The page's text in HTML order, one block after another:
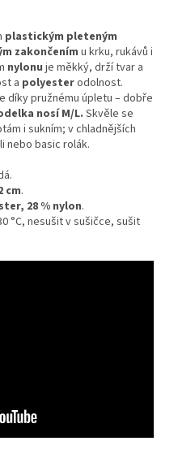
plastickým pleteným
zakončením u krku, rukávů i
nylonu je měkký, drží tvar a
a polyesterodolnost.
díky pružnému úpletu – dobře
nosí M/L. Skvěle se
i sukním; v chladnějších
nebo basic rolák.
cm.
28 % nylon.
°C, nesušit v sušičce, sušit